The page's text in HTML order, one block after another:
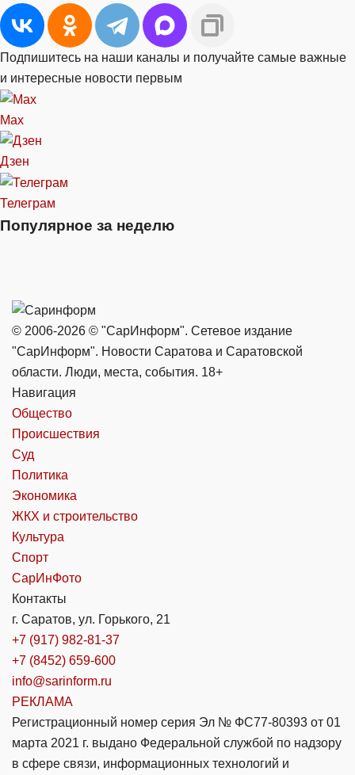
Подпишитесь на наши каналы и получайте самые важные
и интересные новости первым
Max
Дзен
Телеграм
Популярное за неделю
© 2006-2026 © "СарИнформ". Сетевое издание
"СарИнформ". Новости Саратова и Саратовской
области. Люди, места, события. 18+
Навигация
Общество
Происшествия
Суд
Политика
Экономика
ЖКХ и строительство
Культура
Спорт
СарИнФото
Контакты
г. Саратов, ул. Горького, 21
+7 (917) 982-81-37
+7 (8452) 659-600
info@sarinform.ru
РЕКЛАМА
Регистрационный номер серия Эл № ФС77-80393 от 01
марта 2021 г. выдано Федеральной службой по надзору
в сфере связи, информационных технологий и